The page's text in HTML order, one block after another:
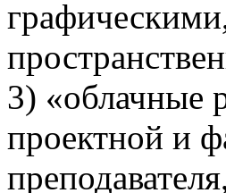
3) «облачные
проектной и